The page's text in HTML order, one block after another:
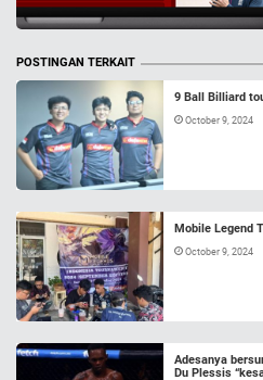
POSTINGAN TERKAIT
9 Ball Billiard
October 9, 2024
Mobile Legend
October 9, 2024
Adesanya
Du Plessis